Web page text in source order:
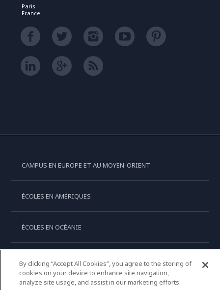
Paris
France
CAMPUS EN EUROPE ET AU MOYEN-ORIENT
ÉCOLES EN AMÉRIQUES
ÉCOLES EN OCÉANIE
By clicking “Accept All Cookies”, you agree to the storing of
cookies on your device to enhance site navigation,
analyze site usage, and assist in our marketing efforts.